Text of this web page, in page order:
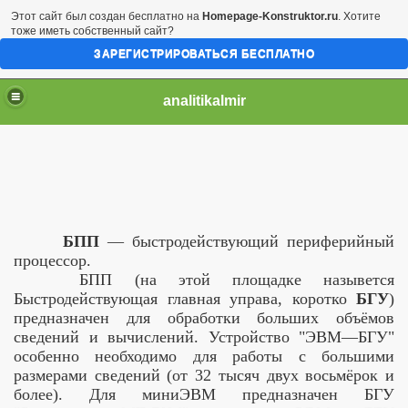
analitikalmir
БПП — быстродействующий периферийный
процессор.
БПП (на этой площадке назывется
Быстродействующая главная управа, коротко БГУ)
предназначен для обработки больших объёмов
сведений и вычислений. Устройство "ЭВМ—БГУ"
особенно необходимо для работы с большими
размерами сведений (от 32 тысяч двух восьмёрок и
более). Для миниЭВМ предназначен БГУ
Этот сайт был создан бесплатно на Homepage-Konstruktor.ru. Хотите
тоже иметь собственный сайт?
ЗАРЕГИСТРИРОВАТЬСЯ БЕСПЛАТНО